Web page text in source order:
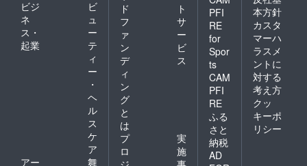
ビジ
ネ
ス・
起業
ビ
ュ
ー
テ
ィ
ー
・
ヘ
ル
ス
ケ
ア
アー
舞
ド
フ
ァ
ン
デ
ィ
ン
グ
と
は
ト
サ
ー
ビ
ス
プ
ロ
実
施
PFI
RE
for
Spor
ts
CAM
PFI
RE
ふる
さと
納税
AD
本方針
カスタ
マーハ
ラスメ
ントに
対する
考え方
クッ
キーポ
リシー